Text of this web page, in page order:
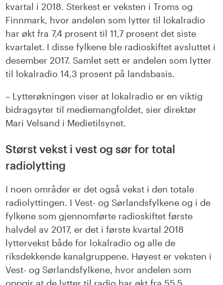
kvartal i 2018. Sterkest er veksten i Troms og
Finnmark, hvor andelen som lytter til lokalradio
har økt fra 7,4 prosent til 11,7 prosent det siste
kvartalet. I disse fylkene ble radioskiftet avsluttet i
desember 2017. Samlet sett er andelen som lytter
til lokalradio 14,3 prosent på landsbasis.
– Lytterøkningen viser at lokalradio er en viktig
bidragsyter til mediemangfoldet, sier direktør
Mari Velsand i Medietilsynet.
Størst vekst i vest og sør for total
radiolytting
I noen områder er det også vekst i den totale
radiolyttingen. I Vest- og Sørlandsfylkene og i de
fylkene som gjennomførte radioskiftet første
halvdel av 2017, er det i første kvartal 2018
lyttervekst både for lokalradio og alle de
riksdekkende kanalgruppene. Høyest er veksten i
Vest- og Sørlandsfylkene, hvor andelen som